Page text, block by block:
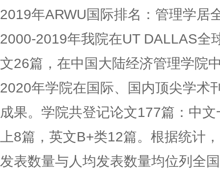
2019年ARWU国际排名：管理学居
2000-2019年我院在UT DALLAS全
文26篇，在中国大陆经济管理学院
2020年学院在国际、国内顶尖学术
成果。学院共登记论文177篇：中
上8篇，英文B+类12篇。根据统计
发表数量与人均发表数量均位列全